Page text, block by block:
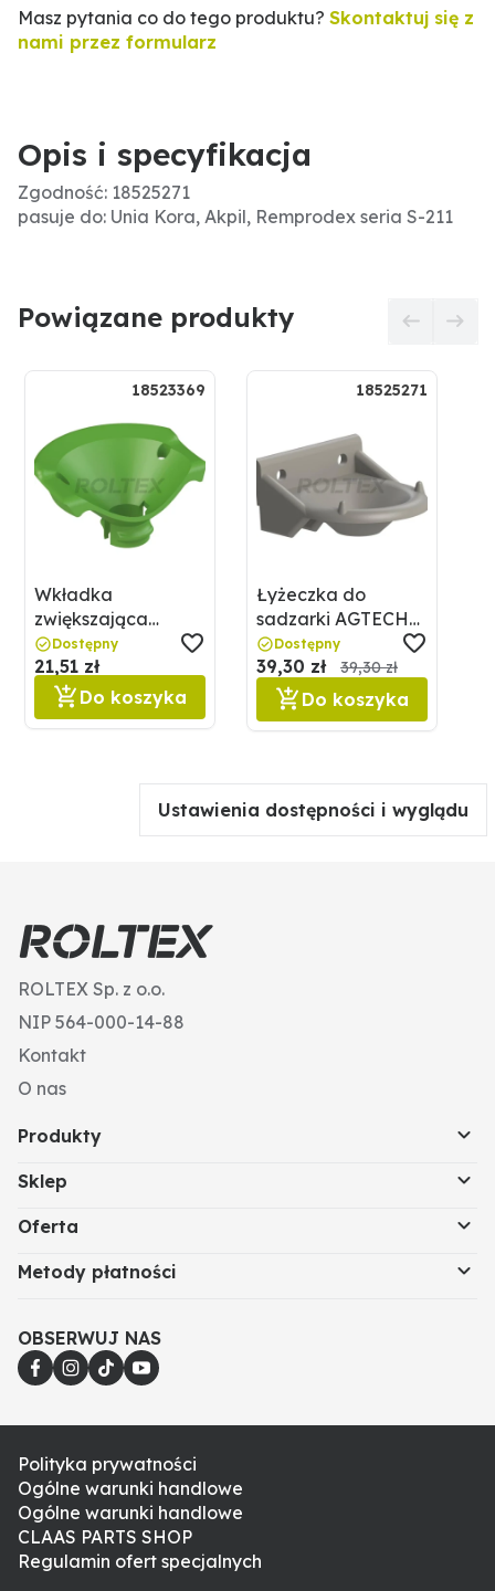
Masz pytania co do tego produktu? Skontaktuj się z
nami przez formularz
Opis i specyfikacja
Zgodność: 18525271
pasuje do: Unia Kora, Akpil, Remprodex seria S-211
Powiązane produkty
18523369
Wkładka
zwiększająca
AGTECH 18523369
Dostępny
21,51 zł
Do koszyka
18525271
Łyżeczka do
sadzarki AGTECH
18525271
Dostępny
39,30 zł 39,30 zł
Do koszyka
Ustawienia dostępności i wyglądu
ROLTEX Sp. z o.o.
NIP 564-000-14-88
Kontakt
O nas
Produkty
Sklep
Oferta
Metody płatności
OBSERWUJ NAS
Polityka prywatności
Ogólne warunki handlowe
Ogólne warunki handlowe
CLAAS PARTS SHOP
Regulamin ofert specjalnych